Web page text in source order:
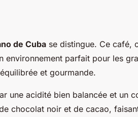
de Cuba se distingue. Ce café,
environnement parfait pour les
et gourmande.
une acidité bien balancée et un
chocolat noir et de cacao,